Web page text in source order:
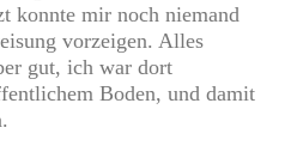
konnte mir noch niemand
vorzeigen. Alles
gut, ich war dort
Boden, und damit